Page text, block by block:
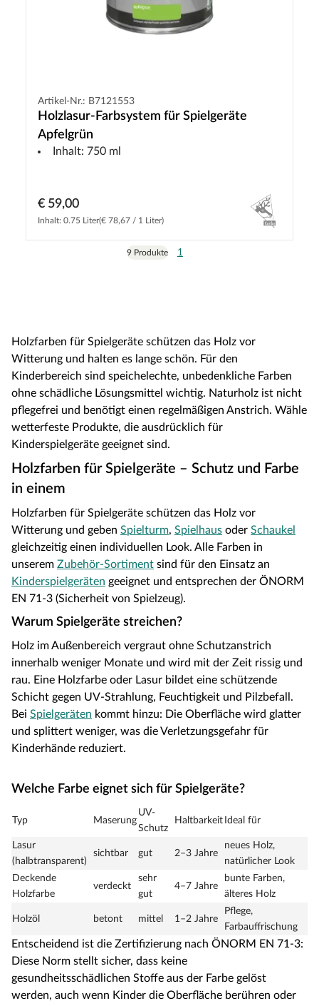
Artikel-Nr.: B7121553
Holzlasur-Farbsystem für Spielgeräte
Apfelgrün
Inhalt: 750 ml
€ 59,00
Inhalt: 0.75 Liter(€ 78,67 / 1 Liter)
9 Produkte 1
Holzfarben für Spielgeräte schützen das Holz vor
Witterung und halten es lange schön. Für den
Kinderbereich sind speichelechte, unbedenkliche Farben
ohne schädliche Lösungsmittel wichtig. Naturholz ist nicht
pflegefrei und benötigt einen regelmäßigen Anstrich. Wähle
wetterfeste Produkte, die ausdrücklich für
Kinderspielgeräte geeignet sind.
Holzfarben für Spielgeräte – Schutz und Farbe
in einem
Holzfarben für Spielgeräte schützen das Holz vor
Witterung und geben Spielturm, Spielhaus oder Schaukel
gleichzeitig einen individuellen Look. Alle Farben in
unserem Zubehör-Sortiment sind für den Einsatz an
Kinderspielgeräten geeignet und entsprechen der ÖNORM
EN 71-3 (Sicherheit von Spielzeug).
Warum Spielgeräte streichen?
Holz im Außenbereich vergraut ohne Schutzanstrich
innerhalb weniger Monate und wird mit der Zeit rissig und
rau. Eine Holzfarbe oder Lasur bildet eine schützende
Schicht gegen UV-Strahlung, Feuchtigkeit und Pilzbefall.
Bei Spielgeräten kommt hinzu: Die Oberfläche wird glatter
und splittert weniger, was die Verletzungsgefahr für
Kinderhände reduziert.
Welche Farbe eignet sich für Spielgeräte?
Typ Maserung
UV-
Schutz
Haltbarkeit Ideal für
Lasur
(halbtransparent)
sichtbar gut 2–3 Jahre
neues Holz,
natürlicher Look
Deckende
Holzfarbe
verdeckt
sehr
gut
4–7 Jahre
bunte Farben,
älteres Holz
Holzöl betont mittel 1–2 Jahre
Pflege,
Farbauffrischung
Entscheidend ist die Zertifizierung nach ÖNORM EN 71-3:
Diese Norm stellt sicher, dass keine
gesundheitsschädlichen Stoffe aus der Farbe gelöst
werden, auch wenn Kinder die Oberfläche berühren oder